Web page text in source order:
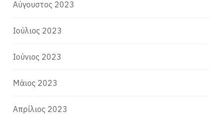
Αύγουστος 2023
Ιούλιος 2023
Ιούνιος 2023
Μάιος 2023
Απρίλιος 2023